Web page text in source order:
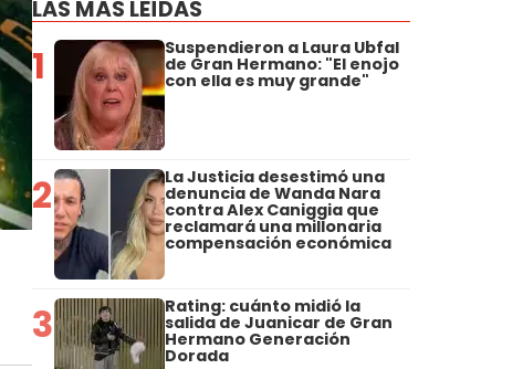
LAS MÁS LEÍDAS
1 Suspendieron a Laura Ubfal
de Gran Hermano: "El enojo
con ella es muy grande"
2 La Justicia desestimó una
denuncia de Wanda Nara
contra Alex Caniggia que
reclamará una millonaria
compensación económica
3 Rating: cuánto midió la
salida de Juanicar de Gran
Hermano Generación
Dorada